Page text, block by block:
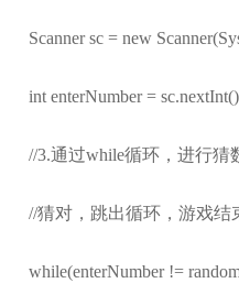
Scanner sc = new
int enterNumber =
//3.通过while循环，进行猜
//猜对，跳出循环，游戏结
while(enterNumber !=